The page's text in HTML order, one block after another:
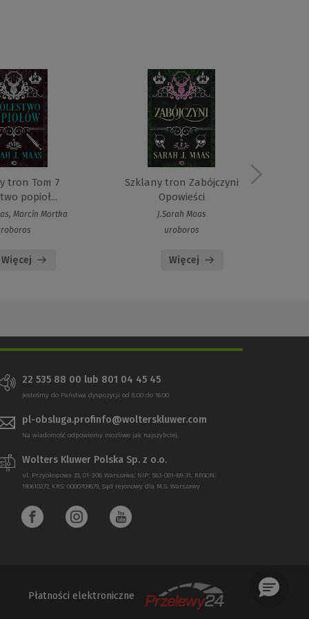
tron Tom 7
popioł...
Marcin Mortka
Więcej
Szklany tron Zabójczyni
Opowieści
J.Sarah Maas
uroboros
Więcej
22 535 88 00 lub 801 04 45 45
Jesteśmy do Państwa dyspozycji od 8:00 do 16:00
pl-obsluga.profinfo@wolterskluwer.com
Na wiadomość odpowiemy możliwe jak najszybciej.
Wolters Kluwer Polska Sp. z o.o.
ul. Przyokopowa 33, 01-208 Warszawa; NIP: 583-001-89-31, REGON:
190610277, KRS: 0000709879, Sąd rejonowy dla M.S. Warszawy
Płatności elektroniczne
(Nowe
(Link